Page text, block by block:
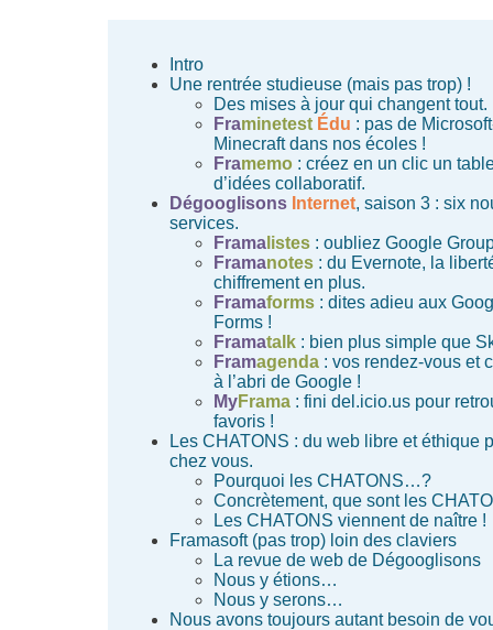
Intro
Une rentrée studieuse (mais pas trop) !
Des mises à jour qui changent tout.
Framinetest Édu : pas de
Minecraft dans nos écoles !
Framemo: créez en un clic un
d’idées collaboratif.
Dégooglisons Internet, saison 3 : six
services.
Framalistes: oubliez Google
Framanotes: du Evernote, la
chiffrement en plus.
Framaforms: dites adieu aux
Forms !
Framatalk: bien plus simple que
Framagenda: vos rendez-vous et
à l’abri de Google !
MyFrama: fini del.icio.us pour
favoris !
Les CHATONS : du web libre et éthique
chez vous.
Pourquoi les CHATONS…?
Concrètement, que sont les
Les CHATONS viennent de naître !
Framasoft (pas trop) loin des claviers
La revue de web de Dégooglisons
Nous y étions…
Nous y serons…
Nous avons toujours autant besoin de